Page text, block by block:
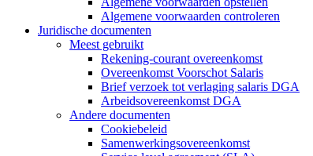
Algemene voorwaarden controleren
Juridische documenten
Meest gebruikt
Rekening-courant overeenkomst
Overeenkomst Voorschot Salaris
Brief verzoek tot verlaging salaris DGA
Arbeidsovereenkomst DGA
Andere documenten
Cookiebeleid
Samenwerkingsovereenkomst